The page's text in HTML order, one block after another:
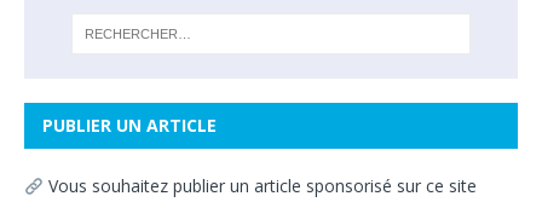
PUBLIER UN ARTICLE
Vous souhaitez publier un article sponsorisé sur ce site